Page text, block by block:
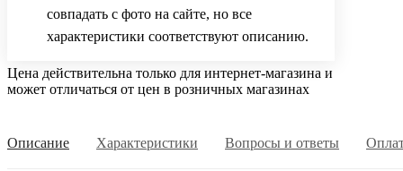
совпадать с фото на сайте, но все
характеристики соответствуют описанию.
Цена действительна только для интернет-магазина и
может отличаться от цен в розничных магазинах
Описание Характеристики Вопросы и ответы